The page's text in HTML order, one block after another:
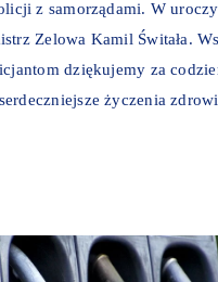
z samorządami. W
Zelowa Kamil Świtała.
dziękujemy za
życzenia